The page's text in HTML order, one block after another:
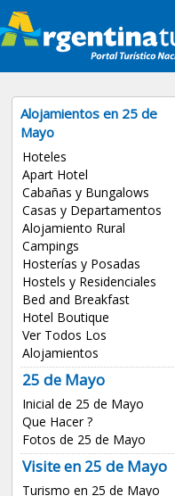
Alojamientos en 25 de
Mayo
Hoteles
Apart Hotel
Cabañas y Bungalows
Casas y Departamentos
Alojamiento Rural
Campings
Hosterías y Posadas
Hostels y Residenciales
Bed and Breakfast
Hotel Boutique
Ver Todos Los
Alojamientos
25 de Mayo
Inicial de 25 de Mayo
Que Hacer ?
Fotos de 25 de Mayo
Visite en 25 de Mayo
Turismo en 25 de Mayo